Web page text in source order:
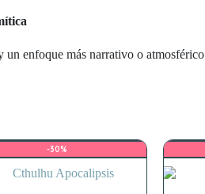
un enfoque más narrativo o atmosférico
-30%